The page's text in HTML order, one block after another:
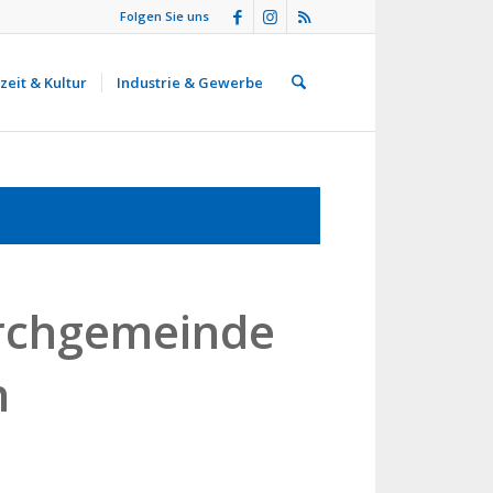
Folgen Sie uns
& Kultur Industrie & Gewerbe